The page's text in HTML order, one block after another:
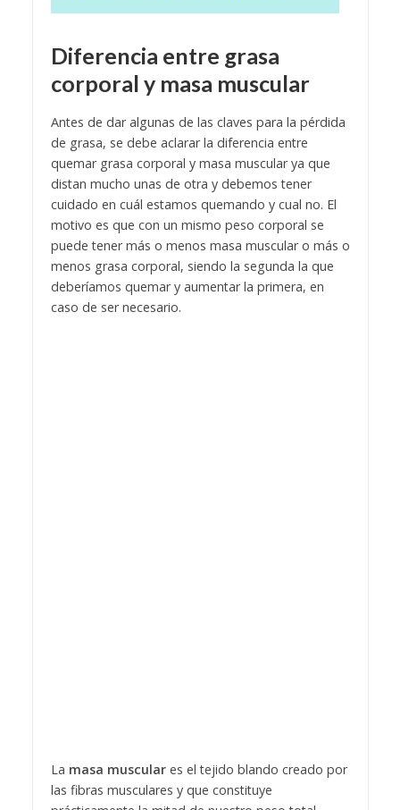
Diferencia entre grasa
corporal y masa muscular
Antes de dar algunas de las claves para la pérdida
de grasa, se debe aclarar la diferencia entre
quemar grasa corporal y masa muscular ya que
distan mucho unas de otra y debemos tener
cuidado en cuál estamos quemando y cual no. El
motivo es que con un mismo peso corporal se
puede tener más o menos masa muscular o más o
menos grasa corporal, siendo la segunda la que
deberíamos quemar y aumentar la primera, en
caso de ser necesario.
La masa musculares el tejido blando creado por
las fibras musculares y que constituye